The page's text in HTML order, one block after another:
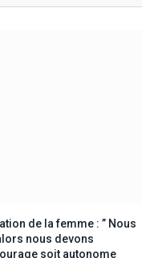
de la femme : ” Nous
nous devons
soit autonome